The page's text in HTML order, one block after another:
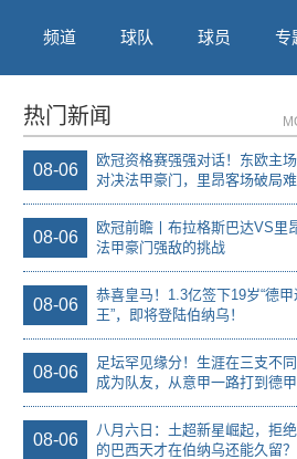
频道 球队 球员 专
热门新闻
08-06
欧冠资格赛强强对话！东欧主
对决法甲豪门，里昂客场破局
小
08-06
欧冠前瞻丨布拉格斯巴达VS里
法甲豪门强敌的挑战
08-06
恭喜皇马！1.3亿签下19岁“德甲
王”，即将登陆伯纳乌！
08-06
足坛罕见缘分！生涯在三支不
成为队友，从意甲一路打到德甲
08-06
八月六日：土超新星崛起，拒
的巴西天才在伯纳乌还能久留？